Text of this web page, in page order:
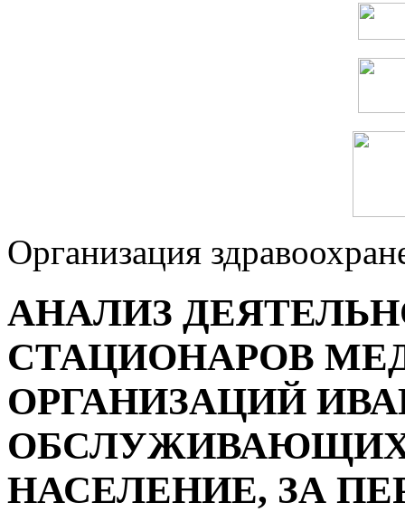
Организация
АНАЛИЗ
СТАЦИОНАРОВ
ОРГАНИЗАЦИЙ
ОБСЛУЖИВАЮЩИХ
НАСЕЛЕНИЕ, ЗА